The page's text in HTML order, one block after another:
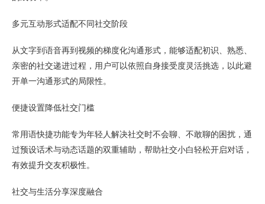
多元互动形式适配不同社交阶段
从文字到语音再到视频的梯度化沟通形式，能够适配初识、熟悉、
亲密的社交递进过程，用户可以依照自身接受度灵活挑选，以此避
开单一沟通形式的局限性。
便捷设置降低社交门槛
常用语快捷功能专为年轻人解决社交时不会聊、不敢聊的困扰，通
过预设话术与动态话题的双重辅助，帮助社交小白轻松开启对话，
有效提升交友积极性。
社交与生活分享深度融合